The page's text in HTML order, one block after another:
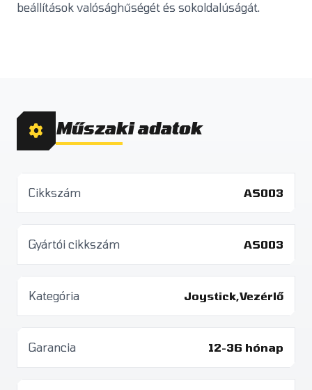
beállítások valósághűségét és sokoldalúságát.
Műszaki adatok
Cikkszám AS003
Gyártói cikkszám AS003
Kategória Joystick,Vezérlő
Garancia 12-36 hónap